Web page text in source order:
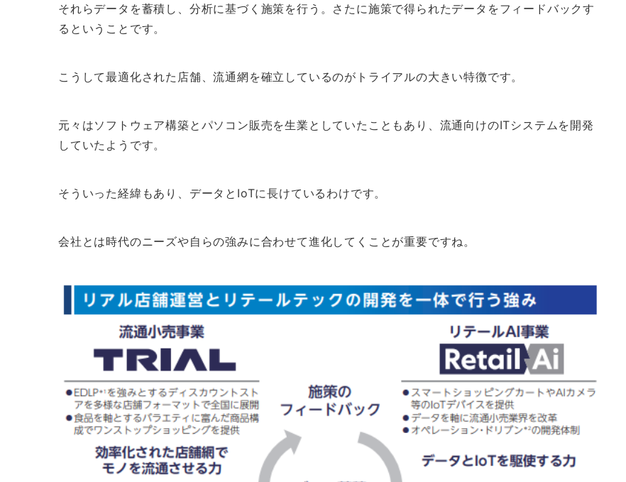
それらデータを蓄積し、分析に基づく施策を行う。さたに施策で得られたデータをフィードバックす
るということです。
こうして最適化された店舗、流通網を確立しているのがトライアルの大きい特徴です。
元々はソフトウェア構築とパソコン販売を生業としていたこともあり、流通向けのITシステムを開発
していたようです。
そういった経緯もあり、データとIoTに長けているわけです。
会社とは時代のニーズや自らの強みに合わせて進化してくことが重要ですね。